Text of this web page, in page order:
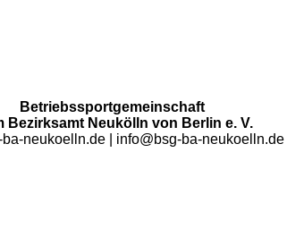
Betriebssportgemeinschaft
Bezirksamt Neukölln von Berlin e. V.
neukoelln.de | info@bsg-ba-neukoelln.de